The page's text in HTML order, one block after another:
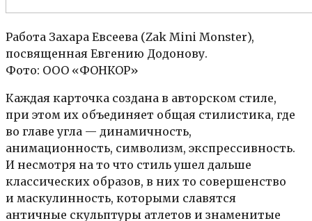
Работа Захара Евсеева (Zak Mini Monster),
посвященная Евгению Додонову.
Фото: ООО «ФОНКОР»
Каждая карточка создана в авторском стиле,
при этом их объединяет общая стилистика, где
во главе угла — динамичность,
анимационность, символизм, экспрессивность.
И несмотря на то что стиль ушел дальше
классических образов, в них то совершенство
и маскулинность, которыми славятся
античные скульптуры атлетов и знаменитые